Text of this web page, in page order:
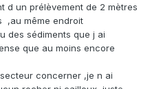
d un prélèvement de 2 mètres
,au même endroit
des sédiments que j ai
que au moins encore
concerner ,je n ai